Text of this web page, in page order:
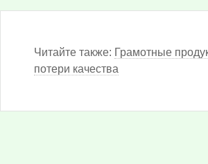
Читайте также: Грамотные
потери качества